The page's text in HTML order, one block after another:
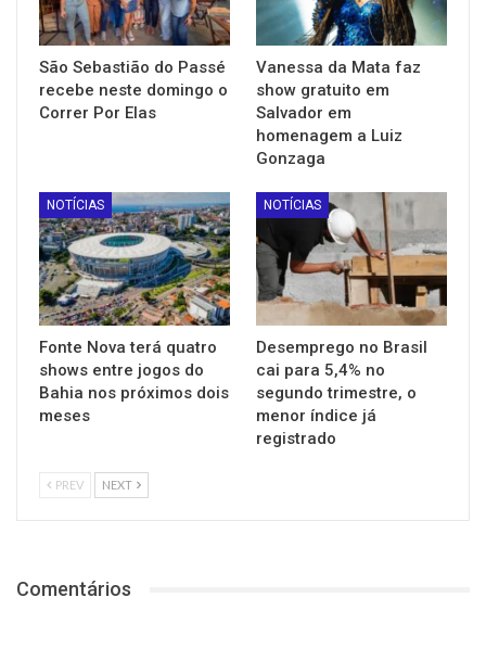
São Sebastião do Passé
recebe neste domingo o
Correr Por Elas
Vanessa da Mata faz
show gratuito em
Salvador em
homenagem a Luiz
Gonzaga
NOTÍCIAS
Fonte Nova terá quatro
shows entre jogos do
Bahia nos próximos dois
meses
NOTÍCIAS
Desemprego no Brasil
cai para 5,4% no
segundo trimestre, o
menor índice já
registrado
PREV NEXT
Comentários